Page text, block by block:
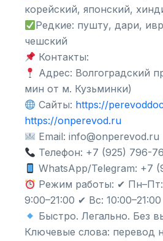
корейский, японский,
Редкие: пушту, дари,
чешский
Контакты:
Адрес: Волгоградский
мин от м. Кузьминки)
Сайты: https://
https://onperevod.ru
Email: info@onperevod.ru
Телефон: +7 (925) 796-
WhatsApp/Telegram: +7
Режим работы: ✔ Пн–Пт:
9:00–21:00 ✔ Вс: 10:00–21:00
Быстро. Легально. Без
Ключевые слова: перевод